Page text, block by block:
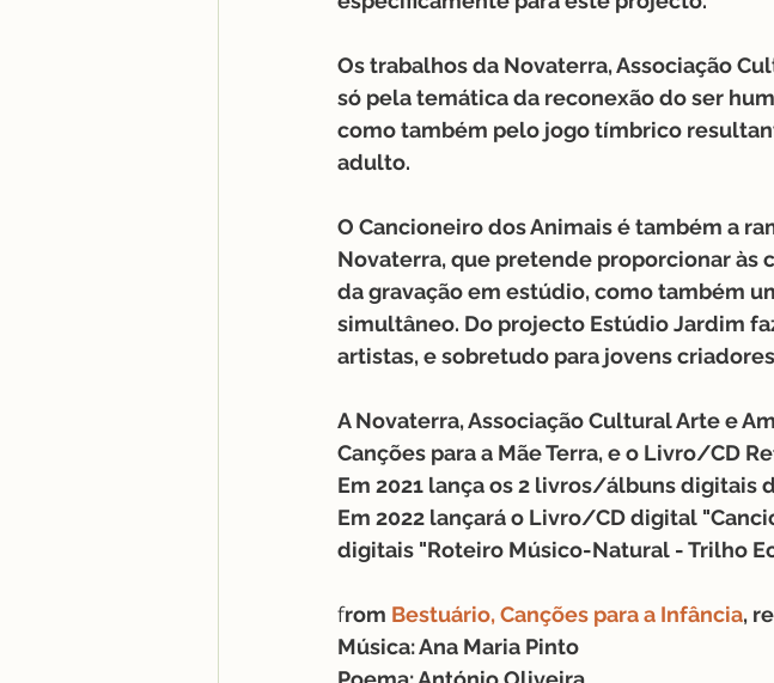
Os trabalhos da Novaterra, Associação
só pela temática da reconexão do ser
como também pelo jogo tímbrico
adulto.
O Cancioneiro dos Animais é também a
Novaterra, que pretende proporcionar às
da gravação em estúdio, como também
simultâneo. Do projecto Estúdio Jardim
artistas, e sobretudo para jovens
A Novaterra, Associação Cultural Arte e
Canções para a Mãe Terra, e o Livro/CD
Em 2021 lança os 2 livros/álbuns digitais
Em 2022 lançará o Livro/CD digital
digitais "Roteiro Músico-Natural - Trilho
from Bestuário, Canções para a Infância,
Música: Ana Maria Pinto